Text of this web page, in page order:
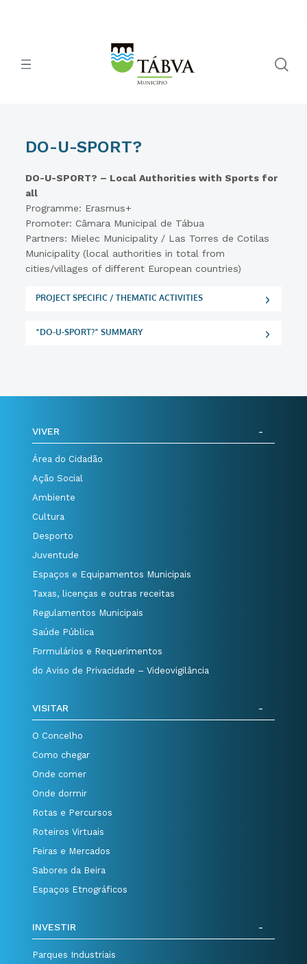
DO-U-SPORT?
DO-U-SPORT? – Local Authorities with Sports for
all
Programme: Erasmus+
Promoter: Câmara Municipal de Tábua
Partners: Mielec Municipality / Las Torres de Cotilas
Municipality (local authorities in total from
cities/villages of different European countries)
PROJECT SPECIFIC / THEMATIC ACTIVITIES
“DO-U-SPORT?” SUMMARY
VIVER
Área do Cidadão
Ação Social
Ambiente
Cultura
Desporto
Juventude
Espaços e Equipamentos Municipais
Taxas, licenças e outras receitas
Regulamentos Municipais
Saúde Pública
Formulários e Requerimentos
do Aviso de Privacidade – Videovigilância
VISITAR
O Concelho
Como chegar
Onde comer
Onde dormir
Rotas e Percursos
Roteiros Virtuais
Feiras e Mercados
Sabores da Beira
Espaços Etnográficos
INVESTIR
Parques Industriais